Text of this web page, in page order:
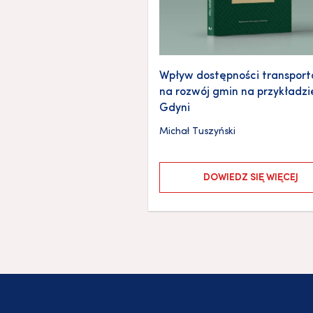
Wpływ dostępności
na rozwój gmin na
Gdyni
Michał Tuszyński
DOWIEDZ SIĘ WIĘCEJ